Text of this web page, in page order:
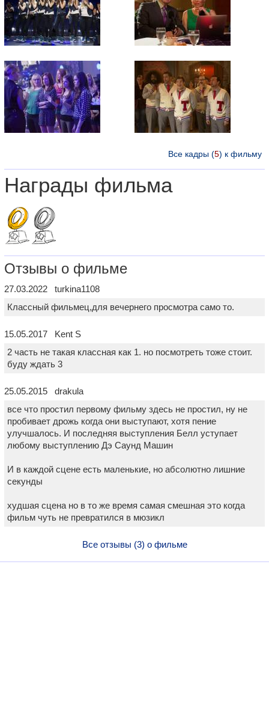
Все кадры (5) к фильму
Награды фильма
Отзывы о фильме
27.03.2022 turkina1108
Классный фильмец,для вечернего просмотра само то.
15.05.2017 Kent S
2 часть не такая классная как 1. но посмотреть тоже стоит.
буду ждать 3
25.05.2015 drakula
все что простил первому фильму здесь не простил, ну не
пробивает дрожь когда они выступают, хотя пение
улучшалось. И последняя выступления Белл уступает
любому выступлению Дэ Саунд Машин
И в каждой сцене есть маленькие, но абсолютно лишние
секунды
худшая сцена но в то же время самая смешная это когда
фильм чуть не превратился в мюзикл
Все отзывы (3) о фильме